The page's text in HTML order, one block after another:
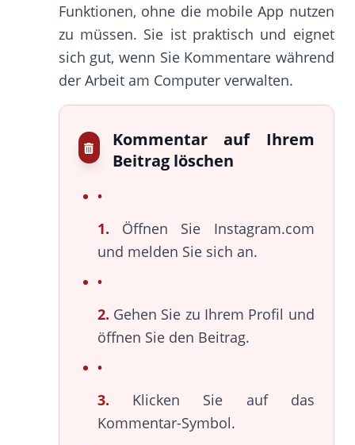
Funktionen, ohne die mobile App nutzen
zu müssen. Sie ist praktisch und eignet
sich gut, wenn Sie Kommentare während
der Arbeit am Computer verwalten.
Kommentar auf Ihrem
Beitrag löschen
1. Öffnen Sie Instagram.com
und melden Sie sich an.
2. Gehen Sie zu Ihrem Profil und
öffnen Sie den Beitrag.
3. Klicken Sie auf das
Kommentar-Symbol.